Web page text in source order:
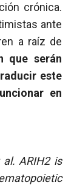
crónica.
ante
a raíz de
que serán
este
en
al. ARIH2 is